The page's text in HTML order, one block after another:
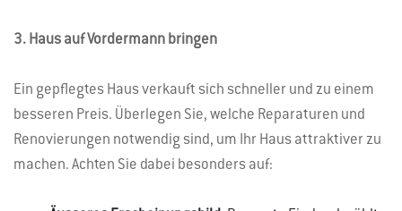
3. Haus auf Vordermann bringen
Ein gepflegtes Haus verkauft sich schneller und zu einem
besseren Preis. Überlegen Sie, welche Reparaturen und
Renovierungen notwendig sind, um Ihr Haus attraktiver zu
machen. Achten Sie dabei besonders auf: